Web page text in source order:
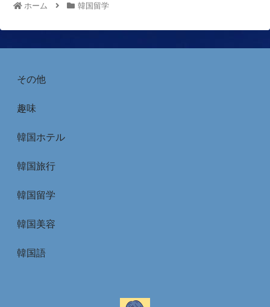
ホーム 韓国留学
その他
趣味
韓国ホテル
韓国旅行
韓国留学
韓国美容
韓国語